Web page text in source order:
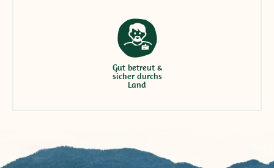
Gut betreut &
sicher durchs
Land